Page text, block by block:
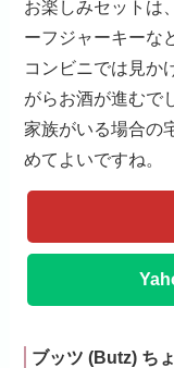
お楽しみセットは
ーフジャーキーな
コンビニでは見か
がらお酒が進むで
家族がいる場合の
めてよいですね。
ブッツ (Butz) ち